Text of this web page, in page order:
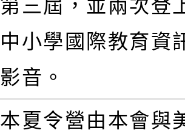
第三屆，並兩次登
中小學國際教育資
影音。
本夏令營由本會與